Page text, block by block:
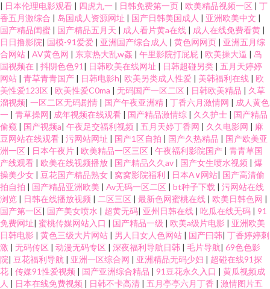
| 日本伦理电影观看 | 四虎九一 | 日韩免费第一页 | 欧美精品视频一区 | 丁
香五月激综合 | 岛国成人资源网址 | 国产日韩美国成人 | 亚洲欧美中文 |
国产精品闺蜜 | 国产精品五月天 | 成人看片黄a在线 | 成人在线免费看黄 |
日日撸影院| 国模-91爱爱 | 亚洲国产综合成人 | 黄色网网页 | 亚洲五月综
合网站 | AV黄色网 | 东京热大乱w姦 | 午里影院打屁屁 | 欧美操大逼 | 岛
国视频在 | 抖阴色色91 | 日韩欧美在线网址 | 日韩超碰另类 | 五月天婷婷
网站 | 青草青青国产 | 日韩电影h| 欧美另类成人性爱 | 美韩福利在线 | 欧
美性爱123区 | 欧美性爱C0ma | 无码国产一区二区 | 日韩欧美精品 | 久草
溜视频| 一区二区无码剧情 | 国产午夜亚洲精 | 丁香六月激情网 | 成人黄色
一 | 青草操网| 成年视频在线观看 | 国产精品激情综 | 久久护士 | 国产精品
偷窥 | 国产视频a| 午夜足交福利视频 | 五月天婷丁香网 | 久久电影网 | 麻
豆网站在线观看 | 污网站网址 | 国产1区自拍 | 国产久热精品 | 国产欧美亚
洲一区 | 日本午夜片 | 欧美精品一区三区 | 午夜福利影院国产 | 青青草国
产线观看 | 欧美在线视频播放 | 国产精品久久av | 国产女生喷水视频 | 爆
操美少女 | 豆花国产精品熟女 | 窝窝影院福利 | 日本A∨网站| 国产高清偷
拍自拍 | 国产精品亚洲欧美 | Av无码一区二区 | bt种子下载 | 污网站在线
浏览 | 日韩在线播放视频 | 二区三区 | 最新色网蜜桃在线 | 欧美日韩色网 |
国产第一区| 国产美女喷水 | 超黄无码| 亚州日韩在线 | 吃瓜在线无码 | 91
免费网址| 蜜桃传媒网站入口 | 国产精品一级 | 欧美a级片电影 | 亚洲欧美
日韩电影 | 黄色三级大片网站 | 男人日女人色网站 | 国产曰韩| 丁香婷婷刺
激 | 无码传区 | 动漫无码专区 | 深夜福利导航日韩 | 毛片导航| 69色色影
院| 豆花福利导航 | 亚洲一区综合网 | 亚洲精品无码少妇 | 超碰在线91探
花 | 传媒91性爱视频 | 国产亚洲综合精品 | 91豆花永久入口 | 黄瓜视频成
人 | 日本在线免费视频 | 日韩不卡高清 | 五月亭亭六月丁香 | 激情图片五